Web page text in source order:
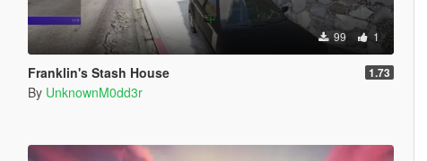
99 1
Franklin's Stash House 1.73
By UnknownM0dd3r